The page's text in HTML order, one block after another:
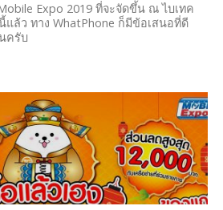
Expo 2019 ที่จะจัดขึ้น ณ ไบเทค
แล้ว ทาง WhatPhone ก็มีข้อเสนอที่ดี
ครับ